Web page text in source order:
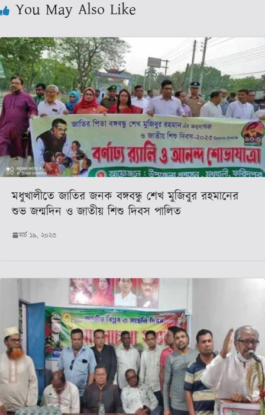
You May Also Like
মধুখালীতে জাতির জনক বঙ্গবন্ধু শেখ মুজিবুর রহমানের
শুভ জন্মদিন ও জাতীয় শিশু দিবস পালিত
মার্চ ১৯, ২০২৩